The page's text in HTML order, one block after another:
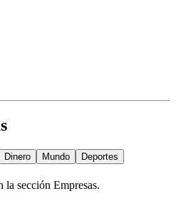
Dinero Mundo
Deportes
la sección Empresas.